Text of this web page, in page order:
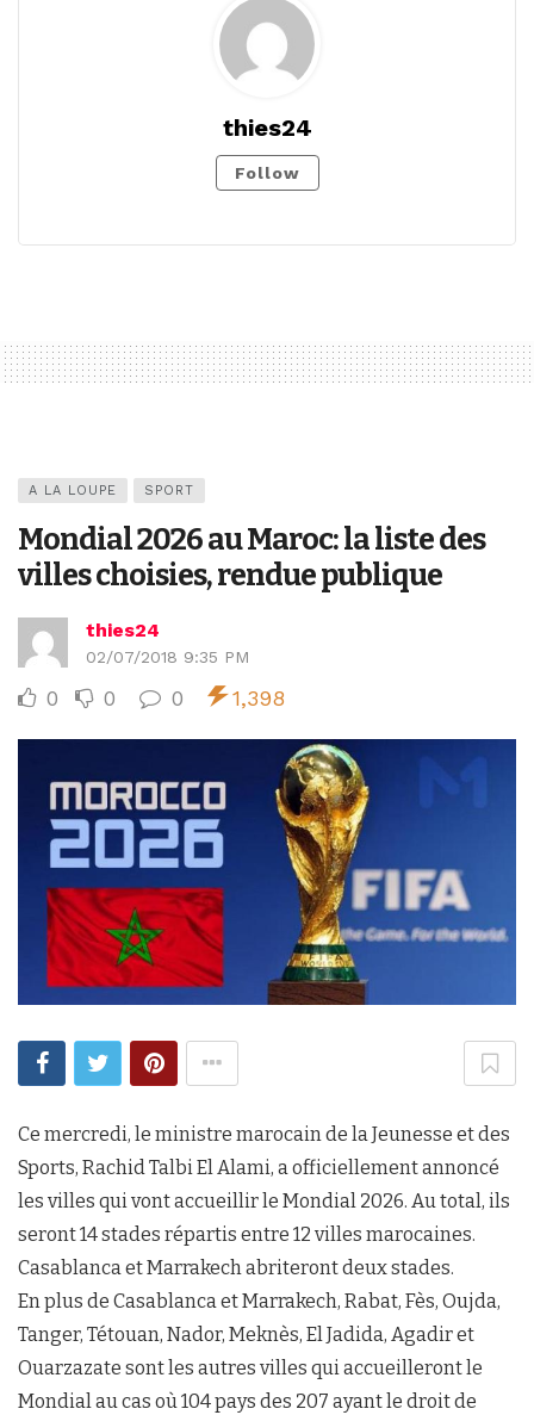
thies24
Follow
A LA LOUPE SPORT
Mondial 2026 au Maroc: la liste des
villes choisies, rendue publique
thies24
02/07/2018 9:35 PM
0 0 0 1,398
Ce mercredi, le ministre marocain de la Jeunesse et des
Sports, Rachid Talbi El Alami, a officiellement annoncé
les villes qui vont accueillir le Mondial 2026. Au total, ils
seront 14 stades répartis entre 12 villes marocaines.
Casablanca et Marrakech abriteront deux stades.
En plus de Casablanca et Marrakech, Rabat, Fès, Oujda,
Tanger, Tétouan, Nador, Meknès, El Jadida, Agadir et
Ouarzazate sont les autres villes qui accueilleront le
Mondial au cas où 104 pays des 207 ayant le droit de